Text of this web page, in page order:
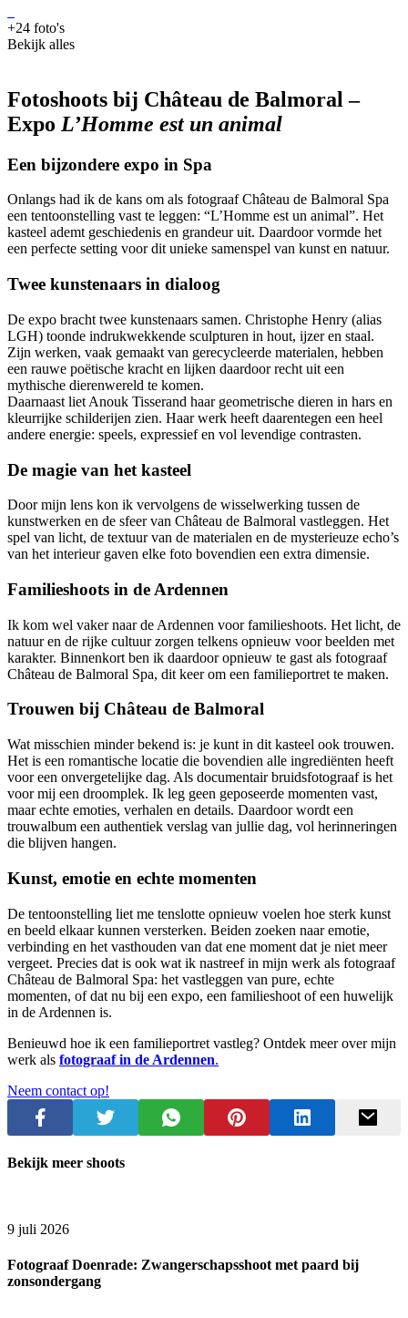
+24 foto's
Bekijk alles
Fotoshoots bij Château de Balmoral –
Expo L’Homme est un animal
Een bijzondere expo in Spa
Onlangs had ik de kans om als fotograaf Château de Balmoral Spa
een tentoonstelling vast te leggen: “L’Homme est un animal”. Het
kasteel ademt geschiedenis en grandeur uit. Daardoor vormde het
een perfecte setting voor dit unieke samenspel van kunst en natuur.
Twee kunstenaars in dialoog
De expo bracht twee kunstenaars samen. Christophe Henry (alias
LGH) toonde indrukwekkende sculpturen in hout, ijzer en staal.
Zijn werken, vaak gemaakt van gerecycleerde materialen, hebben
een rauwe poëtische kracht en lijken daardoor recht uit een
mythische dierenwereld te komen.
Daarnaast liet Anouk Tisserand haar geometrische dieren in hars en
kleurrijke schilderijen zien. Haar werk heeft daarentegen een heel
andere energie: speels, expressief en vol levendige contrasten.
De magie van het kasteel
Door mijn lens kon ik vervolgens de wisselwerking tussen de
kunstwerken en de sfeer van Château de Balmoral vastleggen. Het
spel van licht, de textuur van de materialen en de mysterieuze echo’s
van het interieur gaven elke foto bovendien een extra dimensie.
Familieshoots in de Ardennen
Ik kom wel vaker naar de Ardennen voor familieshoots. Het licht, de
natuur en de rijke cultuur zorgen telkens opnieuw voor beelden met
karakter. Binnenkort ben ik daardoor opnieuw te gast als fotograaf
Château de Balmoral Spa, dit keer om een familieportret te maken.
Trouwen bij Château de Balmoral
Wat misschien minder bekend is: je kunt in dit kasteel ook trouwen.
Het is een romantische locatie die bovendien alle ingrediënten heeft
voor een onvergetelijke dag. Als documentair bruidsfotograaf is het
voor mij een droomplek. Ik leg geen geposeerde momenten vast,
maar echte emoties, verhalen en details. Daardoor wordt een
trouwalbum een authentiek verslag van jullie dag, vol herinneringen
die blijven hangen.
Kunst, emotie en echte momenten
De tentoonstelling liet me tenslotte opnieuw voelen hoe sterk kunst
en beeld elkaar kunnen versterken. Beiden zoeken naar emotie,
verbinding en het vasthouden van dat ene moment dat je niet meer
vergeet. Precies dat is ook wat ik nastreef in mijn werk als fotograaf
Château de Balmoral Spa: het vastleggen van pure, echte
momenten, of dat nu bij een expo, een familieshoot of een huwelijk
in de Ardennen is.
Benieuwd hoe ik een familieportret vastleg? Ontdek meer over mijn
werk als fotograaf in de Ardennen.
Neem contact op!
Bekijk meer shoots
9 juli 2026
Fotograaf Doenrade: Zwangerschapsshoot met paard bij
zonsondergang